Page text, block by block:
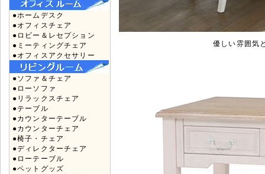
●ホームデスク
●オフィスチェア
●ロビー＆レセプション
●ミーティングチェア
●オフィスアクセサリー
●ソファ＆チェア
●ローソファ
●リラックスチェア
●テーブル
●カウンターテーブル
●カウンターチェア
●椅子・チェア
●ディレクターチェア
●ローテーブル
●ペットグッズ
優しい雰囲気